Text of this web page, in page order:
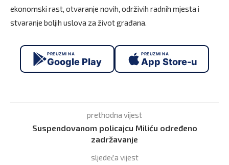
ekonomski rast, otvaranje novih, održivih radnih mjesta i
stvaranje boljih uslova za život građana.
PREUZMI NA
Google Play
PREUZMI NA
App Store-u
prethodna vijest
Suspendovanom policajcu Miliću određeno
zadržavanje
sljedeća vijest